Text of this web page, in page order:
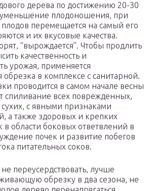
дерева по достижению 20-30
уменьшение плодоношения, при
перемещается на самый его
и их вкусовые качества.
“вырождается”. Чтобы продлить
качественность и
урожая, применяется
в комплексе с санитарной.
проводится в самом начале весны
спиливание всех поврежденных,
с явными признаками
а также здоровых и крепких
в области боковых ответвлений в
почек и развитие побегов
питательных соков.
переусердствовать, лучше
обрезку в два сезона, не